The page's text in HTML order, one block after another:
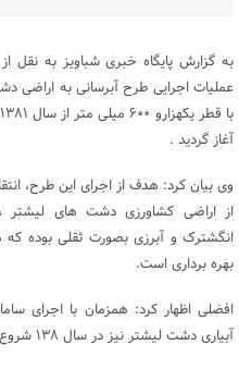
به گزارش پایگاه خبری شباویز به نقل از
آغاز گردید .
از اراضی کشاورزی دشت های لیشتر
انگشترک و آبرزی بصورت ثقلی بوده
بهره برداری است.
افضلی اظهار کرد: همزمان با اجرای
آبیاری دشت لیشتر نیز در سال ۱۳۸ شروع شد.